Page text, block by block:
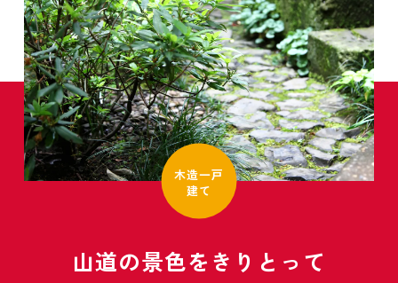
木造一戸
建て
山道の景色をきりとって